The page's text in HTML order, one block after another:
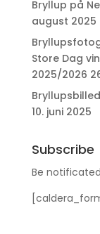
Bryllup på
august 2025
Store Dag
2025/2026
10. juni 2025
Subscribe
Be